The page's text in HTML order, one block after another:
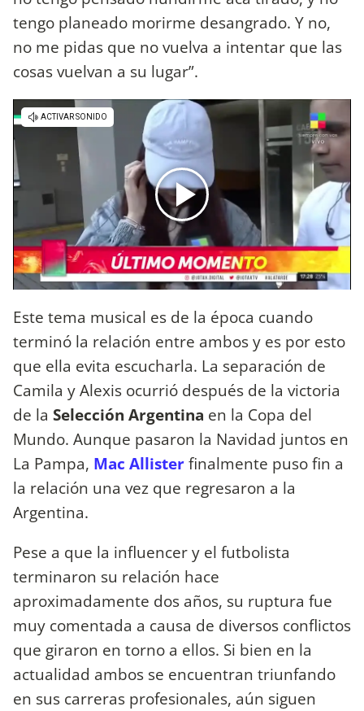
tengo planeado morirme desangrado. Y no,
no me pidas que no vuelva a intentar que las
cosas vuelvan a su lugar”.
Este tema musical es de la época cuando
terminó la relación entre ambos y es por esto
que ella evita escucharla. La separación de
Camila y Alexis ocurrió después de la victoria
de la Selección Argentina en la Copa del
Mundo. Aunque pasaron la Navidad juntos en
La Pampa, Mac Allisterfinalmente puso fin a
la relación una vez que regresaron a la
Argentina.
Pese a que la influencer y el futbolista
terminaron su relación hace
aproximadamente dos años, su ruptura fue
muy comentada a causa de diversos conflictos
que giraron en torno a ellos. Si bien en la
actualidad ambos se encuentran triunfando
en sus carreras profesionales, aún siguen